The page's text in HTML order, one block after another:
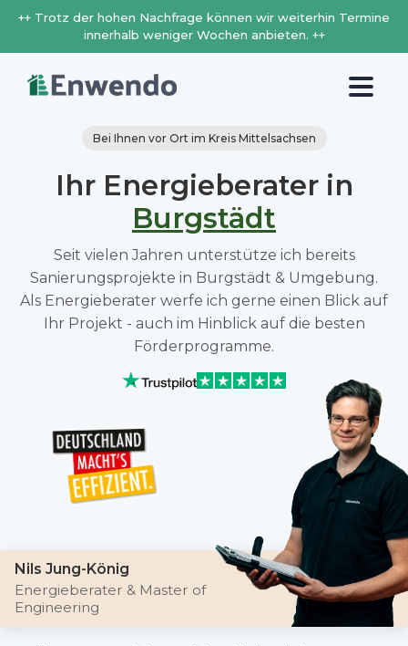
++ Trotz der hohen Nachfrage können wir weiterhin Termine
innerhalb weniger Wochen anbieten. ++
Bei Ihnen vor Ort im Kreis Mittelsachsen
Ihr Energieberater in
Burgstädt
Seit vielen Jahren unterstütze ich bereits
Sanierungsprojekte in Burgstädt & Umgebung.
Als Energieberater werfe ich gerne einen Blick auf
Ihr Projekt - auch im Hinblick auf die besten
Förderprogramme.
Nils Jung-König
Energieberater & Master of
Engineering